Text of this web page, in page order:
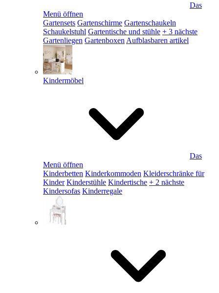
Das
Menü öffnen
Gartensets Gartenschirme Gartenschaukeln
Schaukelstuhl Gartentische und stühle + 3 nächste
Gartenliegen Gartenboxen Aufblasbaren artikel
Kindermöbel
Das
Menü öffnen
Kinderbetten Kinderkommoden Kleiderschränke für
Kinder Kinderstühle Kindertische + 2 nächste
Kindersofas Kinderregale